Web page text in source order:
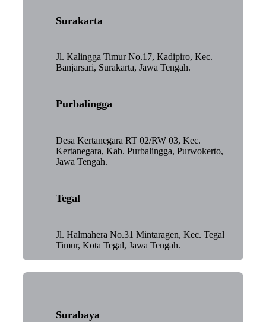
Surakarta
Jl. Kalingga Timur No.17, Kadipiro, Kec.
Banjarsari, Surakarta, Jawa Tengah.
Purbalingga
Desa Kertanegara RT 02/RW 03, Kec.
Kertanegara, Kab. Purbalingga, Purwokerto,
Jawa Tengah.
Tegal
Jl. Halmahera No.31 Mintaragen, Kec. Tegal
Timur, Kota Tegal, Jawa Tengah.
Surabaya